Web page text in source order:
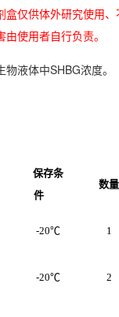
仅供体外研究使用
使用者自行负责。
物液体中SHBG浓度。
保存条
件
数量
-20℃ 1
-20℃ 2